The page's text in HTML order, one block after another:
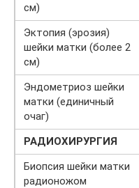
см)
Эктопия (эрозия)
шейки матки (более 2
см)
Эндометриоз шейки
матки (единичный
очаг)
РАДИОХИРУРГИЯ
Биопсия шейки матки
радионожом